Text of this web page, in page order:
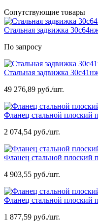
Сопутствующие товары
Стальная задвижка
По запросу
Стальная задвижка
49 276,89 руб./шт.
Фланец стальной плоский
2 074,54 руб./шт.
Фланец стальной плоский
4 903,55 руб./шт.
Фланец стальной плоский
1 877,59 руб./шт.